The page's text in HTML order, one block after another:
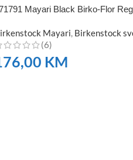
Mayari Black Birko-Flor
Mayari, Birkenstock
(6)
KM